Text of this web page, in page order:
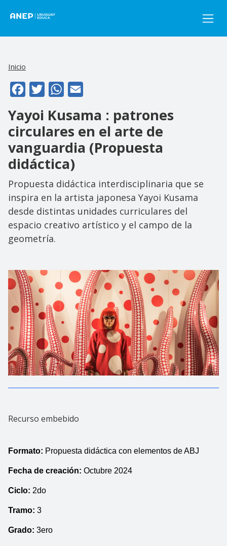
Inicio
FacebookTwitterWhatsApp
Yayoi Kusama : patrones
circulares en el arte de
vanguardia (Propuesta
didáctica)
Propuesta didáctica interdisciplinaria que se
inspira en la artista japonesa Yayoi Kusama
desde distintas unidades curriculares del
espacio creativo artístico y el campo de la
geometría.
Recurso embebido
Formato: Propuesta didáctica con elementos de ABJ
Fecha de creación: Octubre 2024
Ciclo: 2do
Tramo: 3
Grado: 3ero